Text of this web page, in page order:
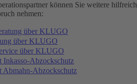
können Sie weitere
nehmen:
über KLUGO
über KLUGO
über KLUGO
Inkasso-Abzockschutz
Abmahn-Abzockschutz